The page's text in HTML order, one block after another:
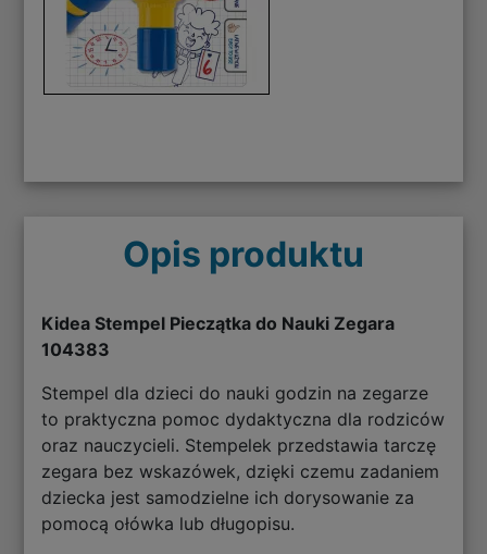
Opis produktu
Kidea Stempel Pieczątka do Nauki Zegara
104383
Stempel dla dzieci do nauki godzin na zegarze
to praktyczna pomoc dydaktyczna dla rodziców
oraz nauczycieli. Stempelek przedstawia tarczę
zegara bez wskazówek, dzięki czemu zadaniem
dziecka jest samodzielne ich dorysowanie za
pomocą ołówka lub długopisu.